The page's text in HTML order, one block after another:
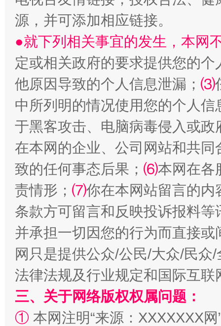
受贿1.44亿！段成刚被判无期 从幼
阿坝州三大球赛在茂县开幕 规模
源，并可添加相应链接。
●就下列相关事宜的发生，本网
定或相关政府的要求提供您的个
他原因导致的个人信息泄漏； ⑶
中所列明的情况使用您的个人
于黑客攻击、电脑病毒侵入或
在本网的企业、公司网站和共
致的任何事态后果； ⑹本网在各
责情形； ⑺你在本网站留言的内
条款方可留言和反映投诉报料
并承担一切因您的行为而直接
网只是提供公众/公民/大众/民
法律法规及行业规定和国际互
三、关于网络版权权属问题：
① 本网注明“来源：XXXXXXX